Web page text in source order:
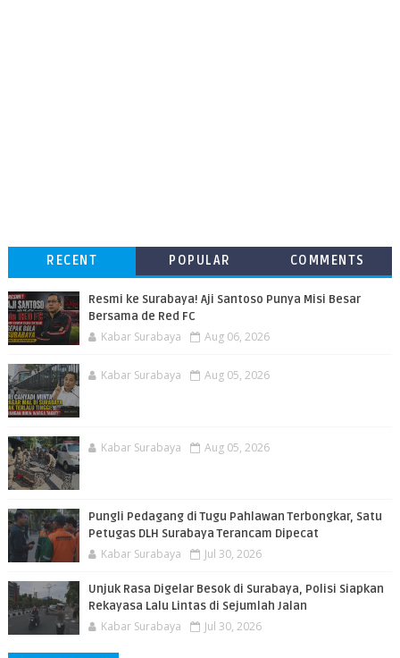
RECENT POPULAR COMMENTS
Resmi ke Surabaya! Aji Santoso Punya Misi Besar
Bersama de Red FC
Kabar Surabaya Aug 06, 2026
Kabar Surabaya Aug 05, 2026
Kabar Surabaya Aug 05, 2026
Pungli Pedagang di Tugu Pahlawan Terbongkar, Satu
Petugas DLH Surabaya Terancam Dipecat
Kabar Surabaya Jul 30, 2026
Unjuk Rasa Digelar Besok di Surabaya, Polisi Siapkan
Rekayasa Lalu Lintas di Sejumlah Jalan
Kabar Surabaya Jul 30, 2026